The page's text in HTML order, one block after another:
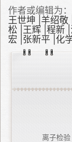
作者或编辑为：
王世坤
羊绍敬
松
王辉 程新
宏
张新平 化
离子检验